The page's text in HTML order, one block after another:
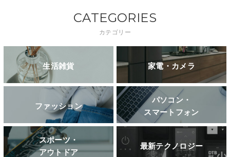
CATEGORIES
カテゴリー
生活雑貨 家電・カメラ
ファッション
パソコン・
スマートフォン
スポーツ・
アウトドア
最新テクノロジー